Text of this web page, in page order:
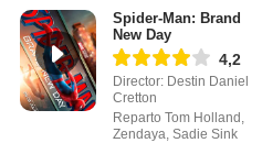
Spider-Man: Brand
New Day
4,2
Director: Destin Daniel
Cretton
Reparto Tom Holland,
Zendaya, Sadie Sink